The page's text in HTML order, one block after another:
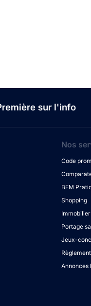
sur l'info
Nos
Code
BFM
Shopping
Portage
Jeux-
Annonces